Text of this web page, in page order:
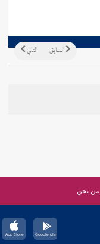
التالي السابق
من نحن